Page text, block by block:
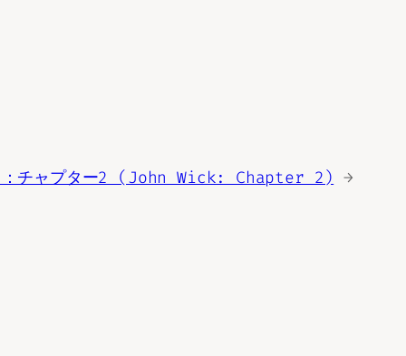
：チャプター2 (John Wick: Chapter 2) →